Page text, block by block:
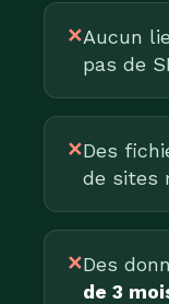
✕Aucun
pas de
✕Des
de sites
✕Des
de 3